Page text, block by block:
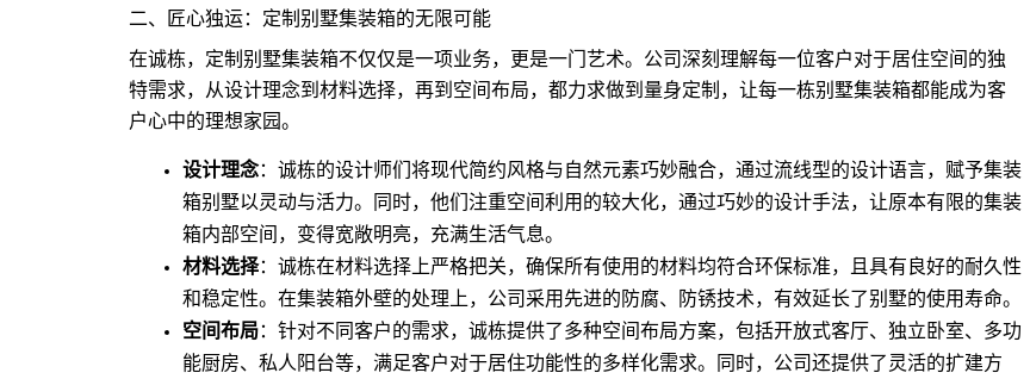
二、匠心独运：定制别墅集装箱的无限可能
在诚栋，定制别墅集装箱不仅仅是一项业务，更是一门艺术。公司深刻理解每一位客户对于居住空间的独
特需求，从设计理念到材料选择，再到空间布局，都力求做到量身定制，让每一栋别墅集装箱都能成为客
户心中的理想家园。
设计理念：诚栋的设计师们将现代简约风格与自然元素巧妙融合，通过流线型的设计语言，赋予集装
箱别墅以灵动与活力。同时，他们注重空间利用的较大化，通过巧妙的设计手法，让原本有限的集装
箱内部空间，变得宽敞明亮，充满生活气息。
材料选择：诚栋在材料选择上严格把关，确保所有使用的材料均符合环保标准，且具有良好的耐久性
和稳定性。在集装箱外壁的处理上，公司采用先进的防腐、防锈技术，有效延长了别墅的使用寿命。
空间布局：针对不同客户的需求，诚栋提供了多种空间布局方案，包括开放式客厅、独立卧室、多功
能厨房、私人阳台等，满足客户对于居住功能性的多样化需求。同时，公司还提供了灵活的扩建方